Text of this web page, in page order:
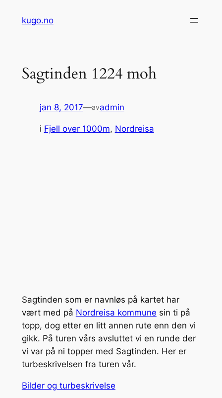
kugo.no
Sagtinden 1224 moh
jan 8, 2017—avadmin
i Fjell over 1000m, Nordreisa
Sagtinden som er navnløs på kartet har
vært med på Nordreisa kommune sin ti på
topp, dog etter en litt annen rute enn den vi
gikk. På turen vårs avsluttet vi en runde der
vi var på ni topper med Sagtinden. Her er
turbeskrivelsen fra turen vår.
Bilder og turbeskrivelse